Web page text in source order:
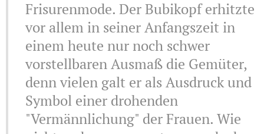
Frisurenmode. Der Bubikopf erhitzte
vor allem in seiner Anfangszeit in
einem heute nur noch schwer
vorstellbaren Ausmaß die Gemüter,
denn vielen galt er als Ausdruck und
Symbol einer drohenden
"Vermännlichung" der Frauen. Wie